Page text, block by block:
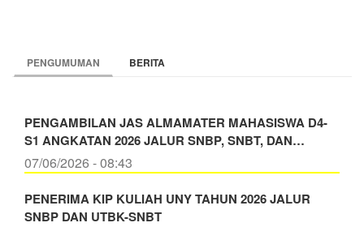
PENGUMUMAN BERITA
PENGAMBILAN JAS ALMAMATER MAHASISWA D4-
S1 ANGKATAN 2026 JALUR SNBP, SNBT, DAN…
07/06/2026 - 08:43
PENERIMA KIP KULIAH UNY TAHUN 2026 JALUR
SNBP DAN UTBK-SNBT